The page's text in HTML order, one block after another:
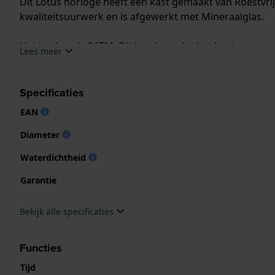
kwaliteitsuurwerk en is afgewerkt met Mineraalglas.
Het horloge is 3ATM. Dit betekent dat het horloge
Lees meer
Specificaties
EAN
Diameter
Waterdichtheid
Garantie
Bekijk alle specificaties
Functies
Tijd